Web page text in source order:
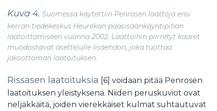
Kuva 4. Suomessa käytettiin Penrosen laattoja ensi
kerran tiedekeskus Heurekan pääsisäänkäyntipihan
laatoittamiseen vuonna 2002. Laattoihin piirretyt kaaret
muodostavat asettelulle lisäehdon, joka tuottaa
jaksottoman laatoituksen.
Rissasen laatoituksia [6] voidaan pitää Penrosen
laatoituksen yleistyksenä. Niiden peruskuviot ovat
neljäkkäitä, joiden vierekkäiset kulmat suhtautuvat